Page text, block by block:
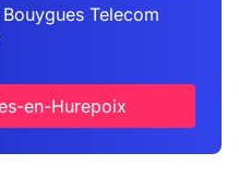
Telecom
en-Hurepoix